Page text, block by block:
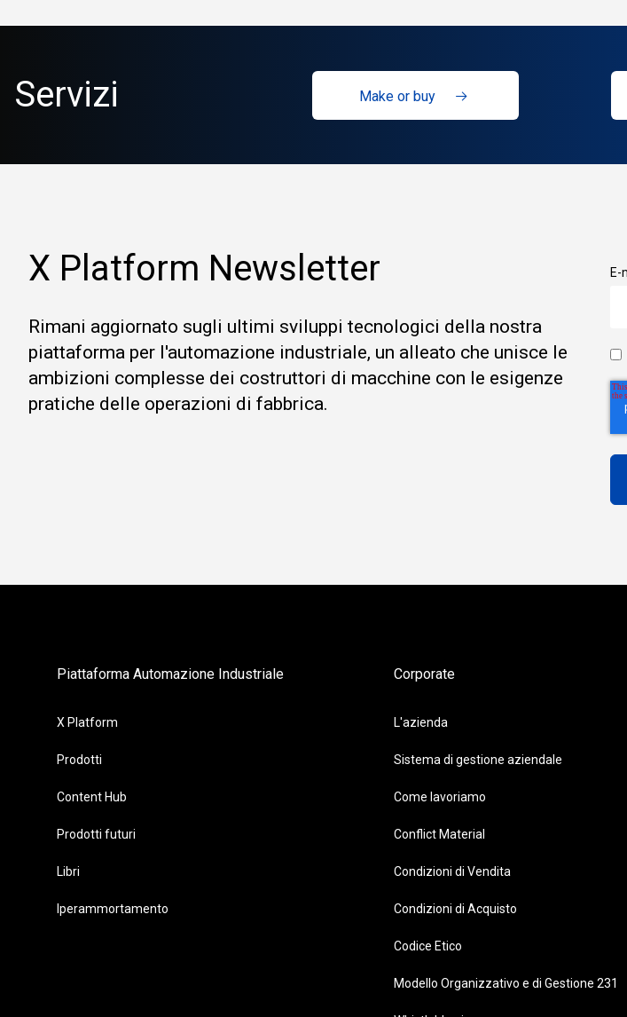
Servizi Make or buy
X Platform Newsletter
Rimani aggiornato sugli ultimi sviluppi tecnologici della nostra
piattaforma per l'automazione industriale, un alleato che unisce le
ambizioni complesse dei costruttori di macchine con le esigenze
pratiche delle operazioni di fabbrica.
E-
Piattaforma Automazione Industriale
X Platform
Prodotti
Content Hub
Prodotti futuri
Libri
Iperammortamento
Corporate
L'azienda
Sistema di gestione aziendale
Come lavoriamo
Conflict Material
Condizioni di Vendita
Condizioni di Acquisto
Codice Etico
Modello Organizzativo e di Gestione 231